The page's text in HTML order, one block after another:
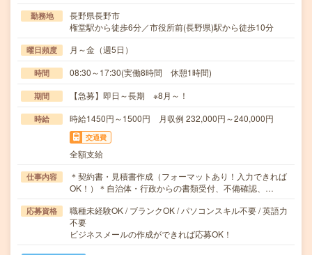
勤務地
長野県長野市
権堂駅から徒歩6分／市役所前(長野県)駅から徒歩10分
曜日頻度 月～金（週5日）
時間 08:30～17:30(実働8時間 休憩1時間)
期間 【急募】即日～長期 ※8月～！
時給 時給1450円～1500円 月収例 232,000円～240,000円
交通費
全額支給
仕事内容
＊契約書・見積書作成（フォーマットあり！入力できれば
OK！）＊自治体・行政からの書類受付、不備確認、…
応募資格
職種未経験OK / ブランクOK / パソコンスキル不要 / 英語力
不要
ビジネスメールの作成ができれば応募OK！